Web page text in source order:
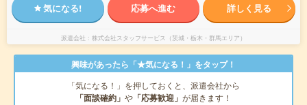
気になる! 応募へ進む 詳しく見る
派遣会社 株式会社スタッフサービス（茨城・栃木・群馬エリア）
興味があったら「★気になる！」をタップ！
「気になる！」を押しておくと、派遣会社から
「面談確約」 や 「応募歓迎」 が届きます！